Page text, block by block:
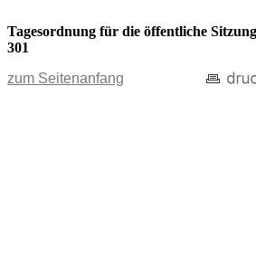
Tagesordnung für die öffentliche
301
zum Seitenanfang